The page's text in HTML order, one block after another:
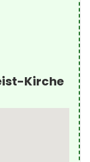
Kirche